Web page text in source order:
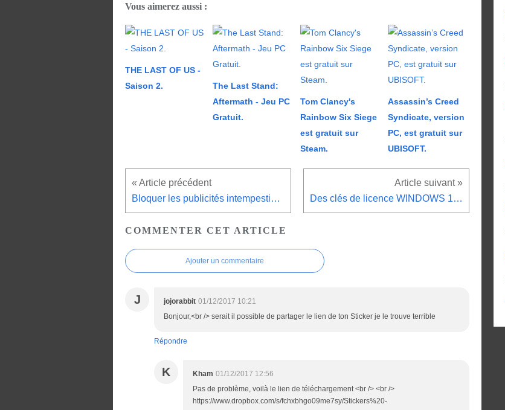
Vous aimerez aussi :
THE LAST OF US -
Saison 2.
The Last Stand:
Aftermath - Jeu PC
Gratuit.
Tom Clancy's
Rainbow Six Siege
est gratuit sur
Steam.
Assassin’s Creed
Syndicate, version
PC, est gratuit sur
UBISOFT.
Bloquer les publicités intempestives dans chrome. Des clés de licence WINDOWS 10 Pro à un prix imbattable.
COMMENTER CET ARTICLE
Ajouter un commentaire
J jojorabbit 01/12/2017 10:21
Bonjour,<br /> serait il possible de partager le lien de ton Sticker je le trouve terrible
Répondre
K Kham 01/12/2017 12:56
Pas de problème, voilà le lien de téléchargement <br /> <br />
https://www.dropbox.com/s/fchxbhgo09me7sy/Stickers%20-